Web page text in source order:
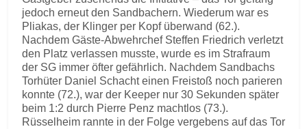
jedoch erneut den Sandbachern. Wiederum war es
Pliakas, der Klinger per Kopf überwand (62.).
Nachdem Gäste-Abwehrchef Steffen Friedrich verletzt
den Platz verlassen musste, wurde es im Strafraum
der SG immer öfter gefährlich. Nachdem Sandbachs
Torhüter Daniel Schacht einen Freistoß noch parieren
konnte (72.), war der Keeper nur 30 Sekunden später
beim 1:2 durch Pierre Penz machtlos (73.).
Rüsselheim rannte in der Folge vergebens auf das Tor